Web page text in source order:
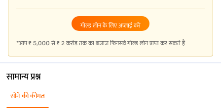
गोल्ड लोन के लिए अप्लाई करें
*आप ₹ 5,000 से ₹ 2 करोड़ तक का बजाज फिनसर्व गोल्ड लोन प्राप्त कर सकते हैं
सामान्य प्रश्न
सोने की कीमत